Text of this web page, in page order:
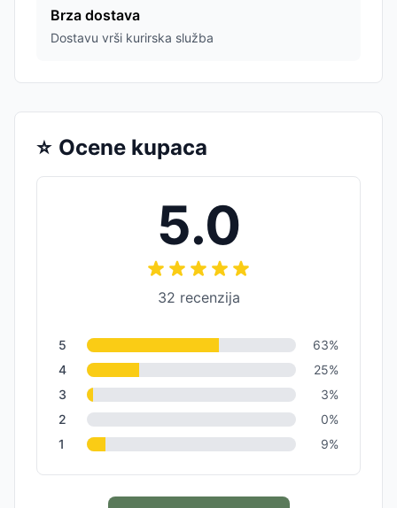
Brza dostava
Dostavu vrši kurirska služba
⭐ Ocene kupaca
5.0
32 recenzija
5 63%
4
25%
3
3%
2
0%
1
9%